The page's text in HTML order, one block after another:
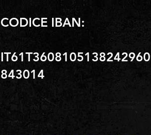
CODICE IBAN:
IT61T3608105138242960
843014